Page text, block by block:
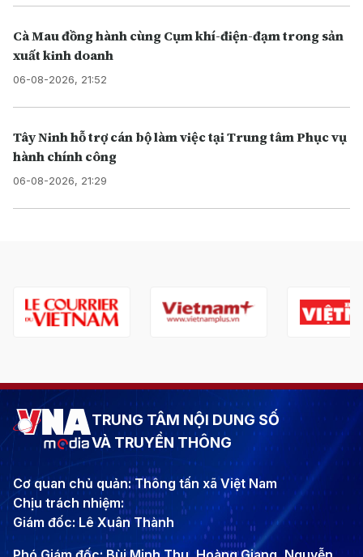
Cà Mau đồng hành cùng Cụm khí-điện-đạm trong sản
xuất kinh doanh
06-08-2026, 21:52
Tây Ninh hỗ trợ cán bộ làm việc tại Trung tâm Phục vụ
hành chính công
06-08-2026, 21:29
TRUNG TÂM NỘI DUNG SỐ
VÀ TRUYỀN THÔNG
Cơ quan chủ quản: Thông tấn xã Việt Nam
Chịu trách nhiệm:
Giám đốc: Lê Xuân Thành